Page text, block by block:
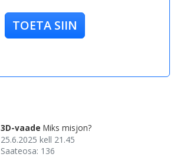
TOETA SIIN
3D-vaade Miks misjon?
25.6.2025 kell 21.45
Saateosa: 136